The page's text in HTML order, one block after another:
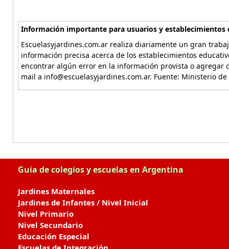
Información importante para usuarios y establecimientos
Escuelasyjardines.com.ar realiza diariamente un gran
información precisa acerca de los establecimientos
encontrar algún error en la información provista o agregar
mail a info@escuelasyjardines.com.ar. Fuente: Ministerio
Guia de colegios y escuelas en Argentina
Jardines Maternales
Jardines de Infantes / Nivel Inicial
Nivel Primario
Nivel Secundario
Educación Especial